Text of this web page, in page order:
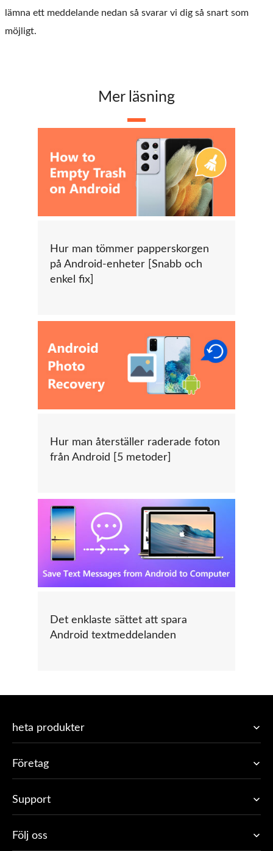
lämna ett meddelande nedan så svarar vi dig så snart som
möjligt.
Mer läsning
Hur man tömmer papperskorgen
på Android-enheter [Snabb och
enkel fix]
Hur man återställer raderade foton
från Android [5 metoder]
Det enklaste sättet att spara
Android textmeddelanden
heta produkter
Företag
Support
Följ oss